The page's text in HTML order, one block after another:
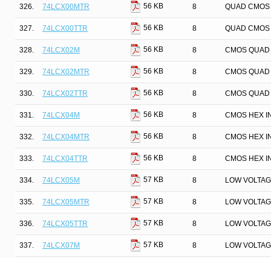
326. 74LCX00MTR 56 KB 8 QUAD
327. 74LCX00TTR 56 KB 8 QUAD
328. 74LCX02M 56 KB 8 CMOS
329. 74LCX02MTR 56 KB 8 CMOS
330. 74LCX02TTR 56 KB 8 CMOS
331. 74LCX04M 56 KB 8 CMOS HEX
332. 74LCX04MTR 56 KB 8 CMOS HEX
333. 74LCX04TTR 56 KB 8 CMOS HEX
334. 74LCX05M 57 KB 8 LOW
335. 74LCX05MTR 57 KB 8 LOW
336. 74LCX05TTR 57 KB 8 LOW
337. 74LCX07M 57 KB 8 LOW